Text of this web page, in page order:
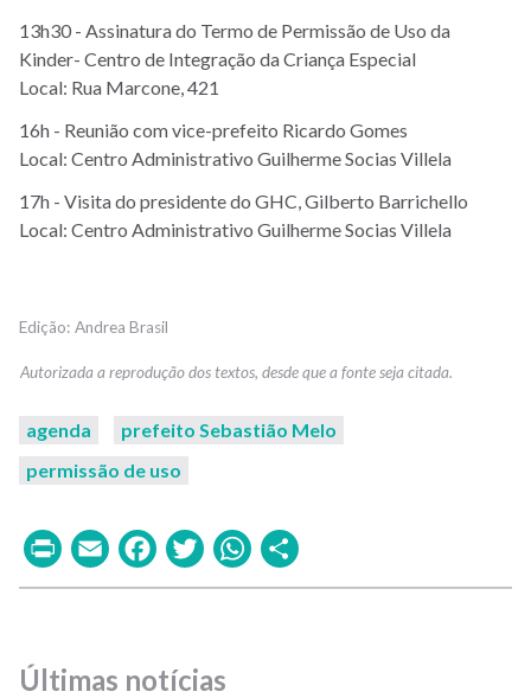
13h30 - Assinatura do Termo de Permissão de Uso da
Kinder- Centro de Integração da Criança Especial
Local: Rua Marcone, 421
16h - Reunião com vice-prefeito Ricardo Gomes
Local: Centro Administrativo Guilherme Socias Villela
17h - Visita do presidente do GHC, Gilberto Barrichello
Local: Centro Administrativo Guilherme Socias Villela
Andrea Brasil
agenda
prefeito Sebastião Melo
permissão de uso
PrintEmailFacebook
TwitterWhatsApp
Últimas notícias